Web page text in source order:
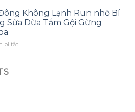
thường
gặp?
tôi
ước
sớm
một
bông
lồ
thế
nào
để
dụng
Không Lạnh Run nhờ Bí
Sữa Dừa Tắm Gội Gừng
bị tắtở